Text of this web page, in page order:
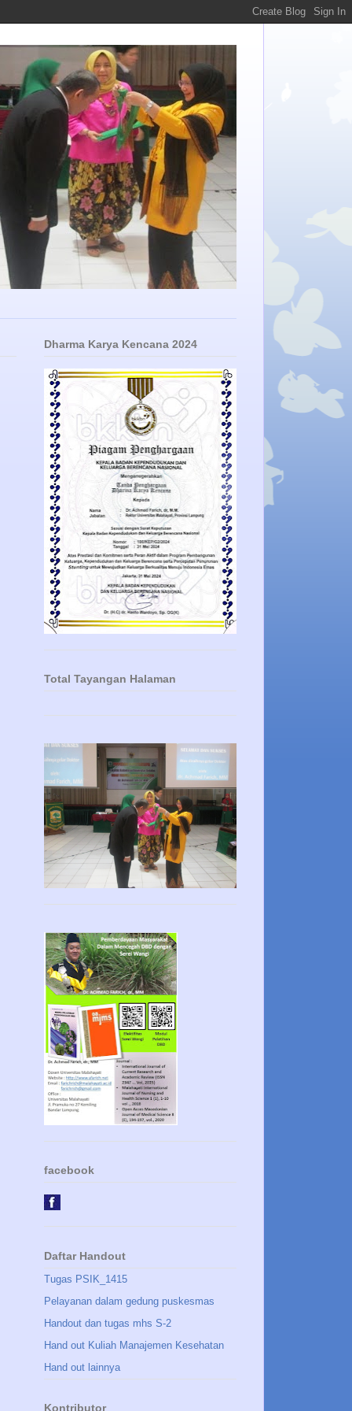
Dharma Karya Kencana 2024
Total Tayangan Halaman
facebook
Daftar Handout
Tugas PSIK_1415
Pelayanan dalam gedung puskesmas
Handout dan tugas mhs S-2
Hand out Kuliah Manajemen Kesehatan
Hand out lainnya
Kontributor